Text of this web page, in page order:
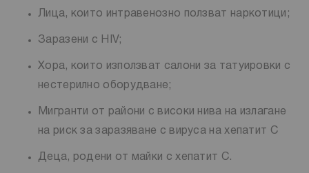
Лица, които интравенозно ползват наркотици;
Заразени с HIV;
Хора, които използват салони за татуировки с
нестерилно оборудване;
Мигранти от райони с високи нива на излагане
на риск за заразяване с вируса на хепатит С
Деца, родени от майки с хепатит C.